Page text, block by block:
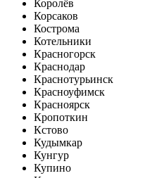
Королёв
Корсаков
Кострома
Котельники
Красногорск
Краснодар
Краснотурьинск
Красноуфимск
Красноярск
Кропоткин
Кстово
Кудымкар
Кунгур
Купино